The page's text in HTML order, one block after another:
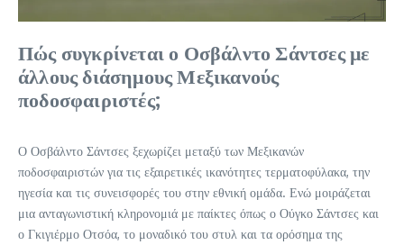
Πώς συγκρίνεται ο Οσβάλντο Σάντσες με
άλλους διάσημους Μεξικανούς
ποδοσφαιριστές;
Ο Οσβάλντο Σάντσες ξεχωρίζει μεταξύ των Μεξικανών
ποδοσφαιριστών για τις εξαιρετικές ικανότητες τερματοφύλακα, την
ηγεσία και τις συνεισφορές του στην εθνική ομάδα. Ενώ μοιράζεται
μια ανταγωνιστική κληρονομιά με παίκτες όπως ο Ούγκο Σάντσες και
ο Γκιγιέρμο Οτσόα, το μοναδικό του στυλ και τα ορόσημα της